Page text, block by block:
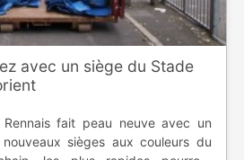
avec un siège du Stade
fait peau neuve avec un
sièges aux couleurs du